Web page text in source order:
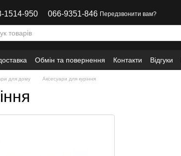
1514-950 066-9351-846 Передзвонити вам?
Обмін та повернення Контакти Відгуки
для дому Аксесуари для куріння